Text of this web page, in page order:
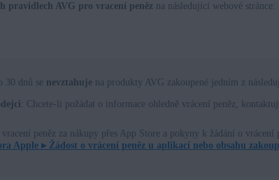
pravidlech AVG pro vracení peněz na následující webové stránce:
30 dnů se nevztahuje na produkty AVG zakoupené jedním z
: Chcete-li požádat o informace ohledně vrácení peněz,
peněz za nákupy přes App Store a pokyny k žádání o vrácení
Apple ▸ Žádost o vrácení peněz u aplikací nebo obsahu